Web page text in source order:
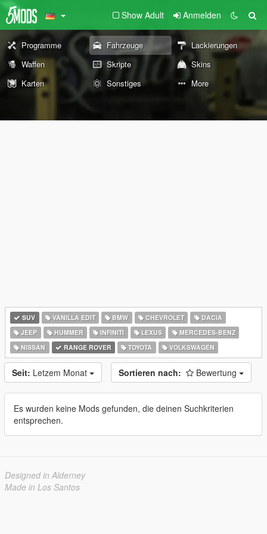
Show Adult Anmelden
Programme Fahrzeuge
Lackierungen
Waffen
Skripte
Skins
Karten
Sonstiges More
SUV VANILLA EDIT BMW CHEVROLET
DACIA
JEEP
HUMMER INFINITI LEXUS
MERCEDES-BENZ
NISSAN
RANGE ROVER TOYOTA VOLKSWAGEN
Seit: Letzem Monat Sortieren nach: Bewertung
Es wurden keine Mods gefunden, die deinen Suchkriterien
entsprechen.
Designed in Alderney
Made in Los Santos